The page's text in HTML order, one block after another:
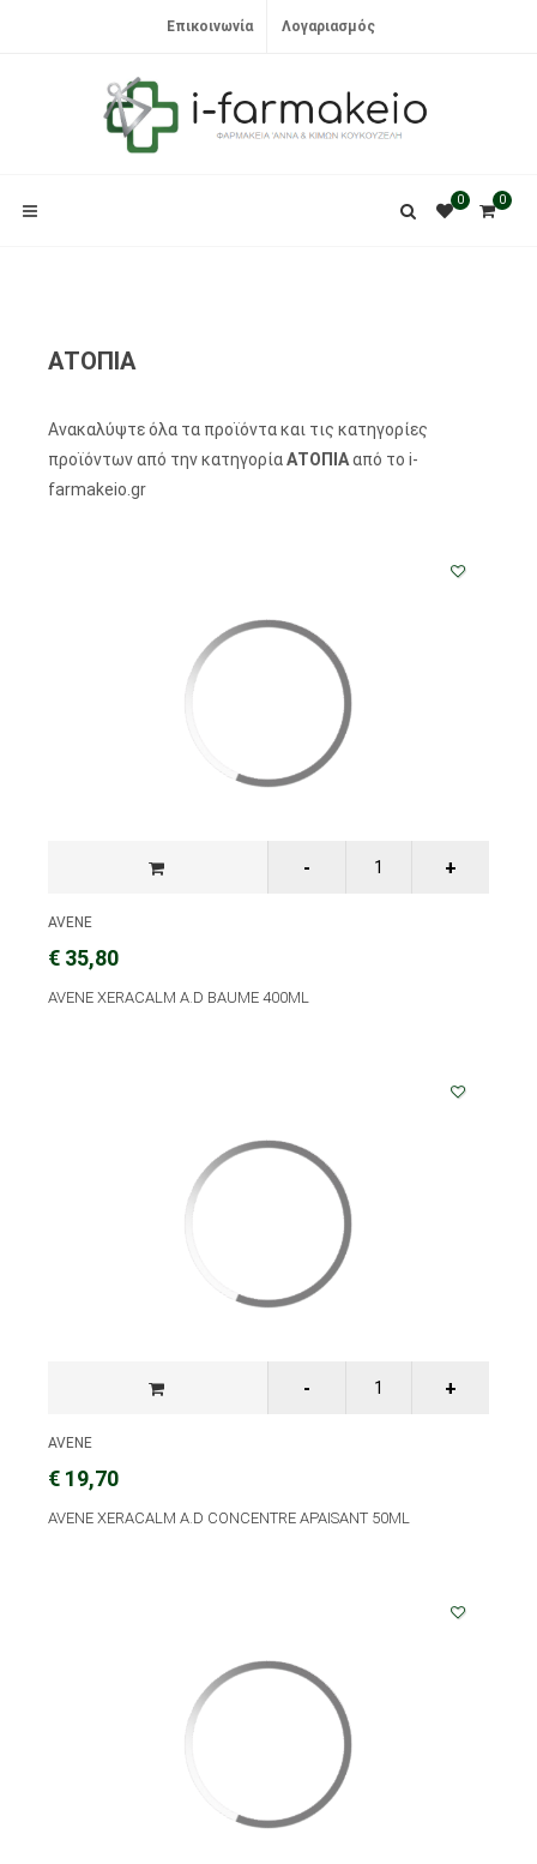
Επικοινωνία Λογαριασμός
0
0
ΑΤΟΠΙΑ
Ανακαλύψτε όλα τα προϊόντα και τις κατηγορίες
προϊόντων από την κατηγορίαΑΤΟΠΙΑαπό το i-
farmakeio.gr
AVENE
€ 35,80
AVENE XERACALM A.D BAUME 400ML
AVENE
€ 19,70
AVENE XERACALM A.D CONCENTRE APAISANT 50ML